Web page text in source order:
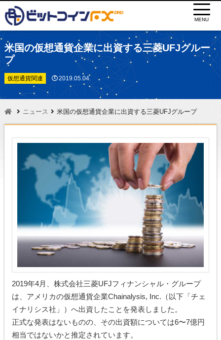
MENU
米国の仮想通貨企業に出資する三菱UFJグルー
プ
仮想通貨関連 2019.05.04.
ニュース 米国の仮想通貨企業に出資する三菱UFJグループ
2019年4月、株式会社三菱UFJフィナンシャル・グループ
は、アメリカの仮想通貨企業Chainalysis, Inc.（以下「チェ
イナリシス社」）へ出資したことを発表しました。
正式な発表はないものの、その出資額については6〜7億円
相当ではないかと推定されています。